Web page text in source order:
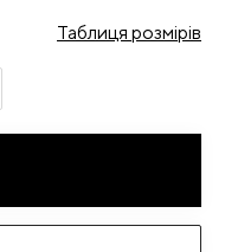
Таблиця розмірів